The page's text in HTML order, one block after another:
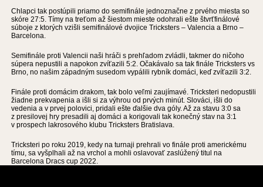
Chlapci tak postúpili priamo do semifinále jednoznačne z prvého miesta so
skóre 27:5. Tímy na treťom až šiestom mieste odohrali ešte štvrťfinálové
súboje z ktorých vzišli semifinálové dvojice Tricksters – Valencia a Brno –
Barcelona.
Semifinále proti Valencii naši hráči s prehľadom zvládli, takmer do ničoho
súpera nepustili a napokon zvíťazili 5:2. Očakávalo sa tak finále Tricksters vs
Brno, no našim západným susedom vypálili rybník domáci, keď zvíťazili 3:2.
Finále proti domácim drakom, tak bolo veľmi zaujímavé. Tricksteri nedopustili
žiadne prekvapenia a išli si za výhrou od prvých minút. Slováci, išli do
vedenia a v prvej polovici, pridali ešte ďalšie dva góly. Až za stavu 3:0 sa
z presilovej hry presadili aj domáci a korigovali tak konečný stav na 3:1
v prospech lakrosového klubu Tricksters Bratislava.
Tricksteri po roku 2019, kedy na turnaji prehrali vo finále proti americkému
tímu, sa vyšplhali až na vrchol a mohli oslavovať zaslúžený titul na
Barcelona Dracs cup 2022.